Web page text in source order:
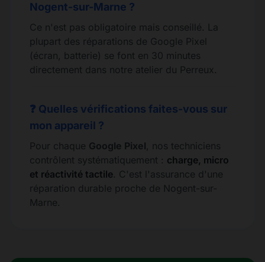
Nogent-sur-Marne ?
Ce n'est pas obligatoire mais conseillé. La
plupart des réparations de Google Pixel
(écran, batterie) se font en 30 minutes
directement dans notre atelier du Perreux.
❓ Quelles vérifications faites-vous sur
mon appareil ?
Pour chaque Google Pixel, nos techniciens
contrôlent systématiquement : charge, micro
et réactivité tactile. C'est l'assurance d'une
réparation durable proche de Nogent-sur-
Marne.